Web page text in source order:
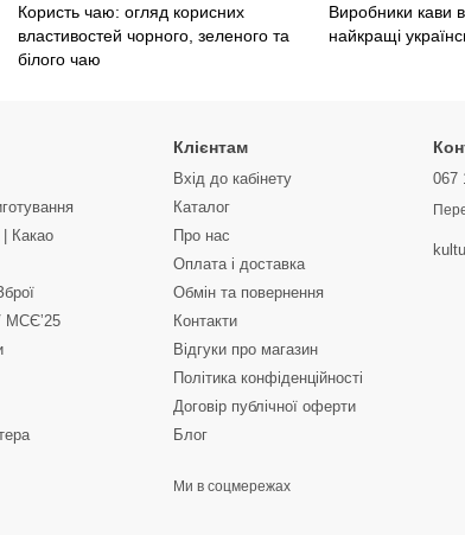
Користь чаю: огляд корисних
властивостей чорного, зеленого та
білого чаю
Виробники кави в
найкращі
Какао
Клієнтам
Вхід до кабінету
Каталог
Про нас
Оплата і доставка
Обмін та повернення
Контакти
Відгуки про магазин
Політика конфіденційності
Договір публічної оферти
Блог
Ми в соцмережах
067